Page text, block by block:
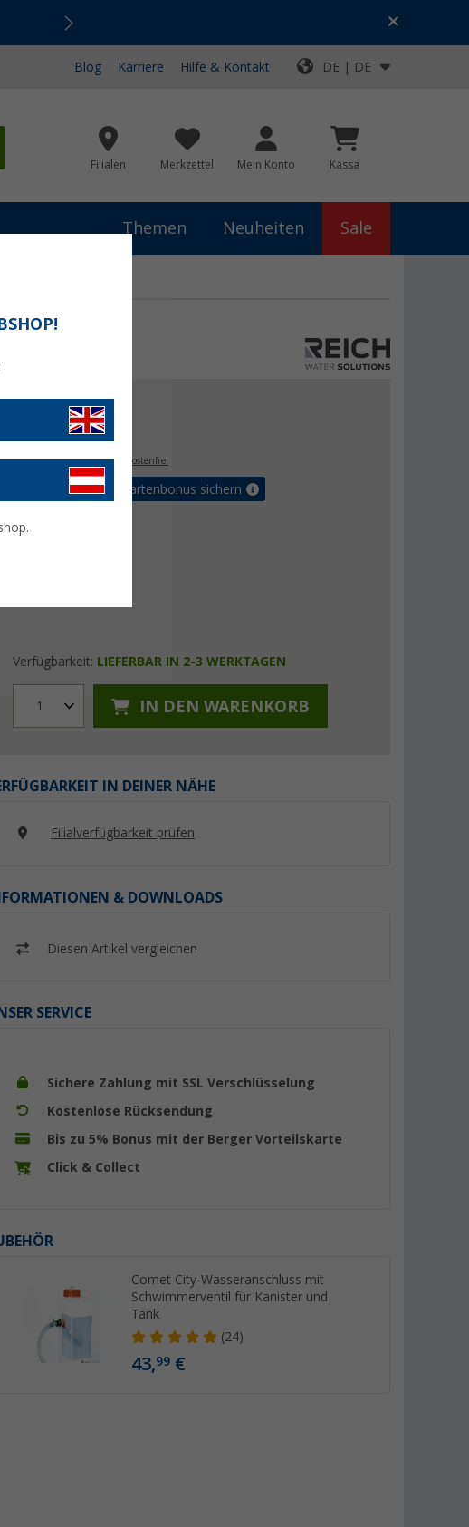
Top-Deals für dein Abenteuer!
Blog Karriere Hilfe & Kontakt DE | DE
Filialen Merkzettel Mein Konto Kassa
Themen Neuheiten Sale
bisher74,99 €
€
Preise inkl. MwSt.,versandkostenfrei
Bis zu 5% Vorteilskartenbonus sichern
Verfügbarkeit: LIEFERBAR IN 2-3 WERKTAGEN
1 IN DEN WARENKORB
IN DEINER NÄHE
Filialverfügbarkeit prüfen
& DOWNLOADS
Diesen Artikel vergleichen
SERVICE
Sichere Zahlung mit SSL Verschlüsselung
Kostenlose Rücksendung
Bis zu 5% Bonus mit der Berger Vorteilskarte
Click & Collect
Comet City-Wasseranschluss mit
Schwimmerventil für Kanister und
Tank
(24)
43,99 €
%
Tauchpumpe lebensmittelecht
26,99€
UVP 34,99 €